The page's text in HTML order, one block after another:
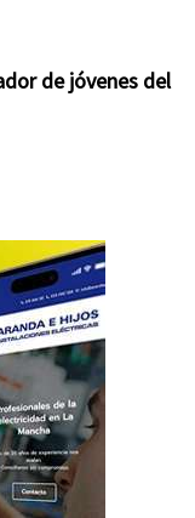
de jóvenes del